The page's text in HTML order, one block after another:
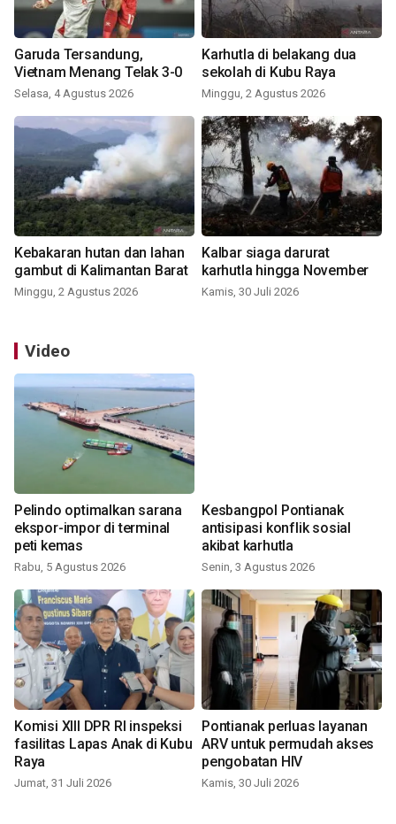
Garuda Tersandung,
Vietnam Menang Telak 3-0
Selasa, 4 Agustus 2026
Karhutla di belakang dua
sekolah di Kubu Raya
Minggu, 2 Agustus 2026
Kebakaran hutan dan lahan
gambut di Kalimantan Barat
Minggu, 2 Agustus 2026
Kalbar siaga darurat
karhutla hingga November
Kamis, 30 Juli 2026
Video
Pelindo optimalkan sarana
ekspor-impor di terminal
peti kemas
Rabu, 5 Agustus 2026
Kesbangpol Pontianak
antisipasi konflik sosial
akibat karhutla
Senin, 3 Agustus 2026
Komisi XIII DPR RI inspeksi
fasilitas Lapas Anak di Kubu
Raya
Jumat, 31 Juli 2026
Pontianak perluas layanan
ARV untuk permudah akses
pengobatan HIV
Kamis, 30 Juli 2026